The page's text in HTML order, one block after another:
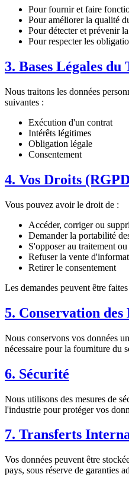
Pour fournir et faire
Pour améliorer la qualité
Pour détecter et prévenir
Pour respecter les
3. Bases Légales
Nous traitons les données
suivantes :
Exécution d'un contrat
Intérêts légitimes
Obligation légale
Consentement
4. Vos Droits
Vous pouvez avoir le droit de :
Accéder, corriger ou
Demander la portabilité
S'opposer au traitement
Refuser la vente
Retirer le consentement
Les demandes peuvent être
5. Conservation des
Nous conservons vos données
nécessaire pour la fourniture du
6. Sécurité
Nous utilisons des mesures de
l'industrie pour protéger vos
7. Transferts
Vos données peuvent être
pays, sous réserve de garanties